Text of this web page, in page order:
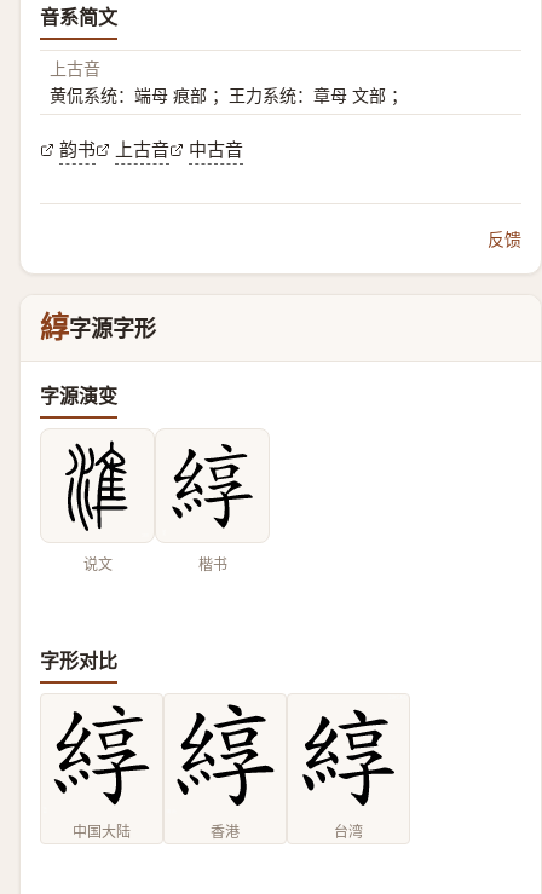
音系简文
上古音
黄侃系统：端母 痕部 ；王力系统：章母 文部 ；
韵书 上古音 中古音
反馈
綧字源字形
字源演变
说文 楷书
字形对比
中国大陆 香港 台湾